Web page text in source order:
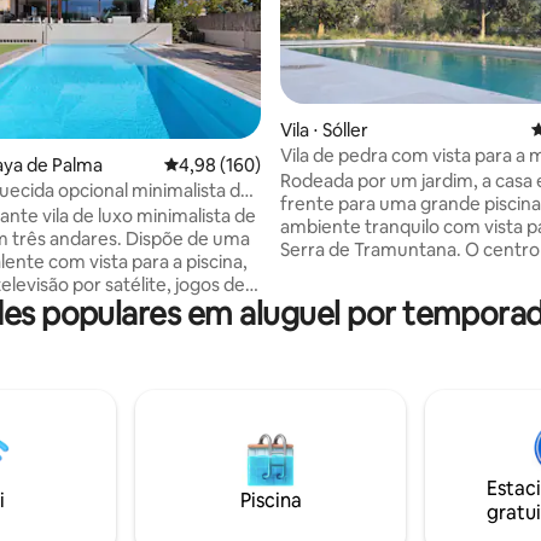
de 5, 560 avaliações
de Palma 4,98 de uma avaliação média de 5, 160
4,98 (160)
opcional minimalista de
vila de luxo minimalista de
três andares. Dispõe de uma
com vista para a piscina,
por satélite, jogos de
e academia. Piscina
x 5 m) com hidromassagem e
novos azulejos
para maior segurança.
jardim, sala de jogos, 15
ar condicionado, automação
Vila ⋅ Sóller
Vila de pedra com vista para a
e tranquilidade
Rodeada por um jardim, a casa
frente para uma grande
ambiente tranquilo com vista
Serra de Tramuntana. O centro
A casa desfruta de um vasto
inclui uma cozinha moderna
que tem 4 quartos, 3 banheiros
completos e um lavabo.
muito bem equipada (ar-
aquecimento,...).
populares em aluguel por
Piscina